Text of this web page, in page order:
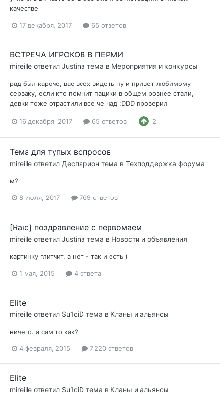
качестве
17 декабря, 2017 65 ответов
ВСТРЕЧА ИГРОКОВ В ПЕРМИ
mireille ответил Justina тема в Мероприятия и конкурсы
рад был кароче, вас всех видеть ну и привет любимому
серваку, если кто помнит пацики в общем ровнее стали,
девки тоже отрастили все че над :DDD проверил
16 декабря, 2017 65 ответов 2
Тема для тупых вопросов
mireille ответил Деспарион тема в Техподдержка форума
м?
8 июля, 2017 769 ответов
[Raid] поздравление с первомаем
mireille ответил Justina тема в Новости и объявления
картинку глитчит. а нет - так и есть )
1 мая, 2015 4 ответа
Elite
mireille ответил Su1ciD тема в Кланы и альянсы
ничего. а сам то как?
4 февраля, 2015 7 220 ответов
Elite
mireille ответил Su1ciD тема в Кланы и альянсы